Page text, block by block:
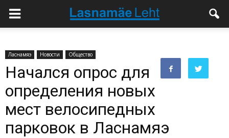
Ласнамяэ Новости Общество
Начался опрос для
определения новых
мест велосипедных
парковок в Ласнамяэ